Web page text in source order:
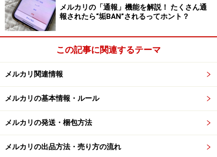
ネコポスのサイズ（31.2cm×22.8cm）に入
りきらなかったら？
ネコポスでサイズオーバーしてしまうのは、おそらく厚
みが出てしまうからでしょう。厚みをカバーしたいとき
は、宅急便コンパクト（厚み5cmまで）か、ゆうパケッ
トポスト（ポストの投函口に入るサイズならOK）に変更
してみましょう。
ただし宅急便コンパクトで送る場合は専用BOXが必要
で、そのサイズは縦20cm×横25cmとなっています。ネコ
メルカリの「通報」機能を解説！ たくさん通
報されたら“垢BAN”されるってホント？
この記事に関連するテーマ
メルカリ関連情報
メルカリの基本情報・ルール
メルカリの発送・梱包方法
メルカリの出品方法・売り方の流れ